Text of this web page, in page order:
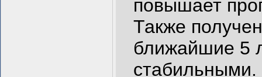
повышает
Также
ближайшие 5
стабильными.